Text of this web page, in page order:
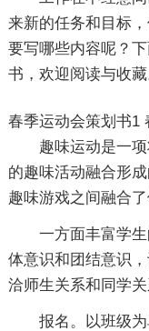
来新的任务和目标
要写哪些内容呢？
书，欢迎阅读与收藏
春季运动会策划书1
趣味运动是一
的趣味活动融合形
趣味游戏之间融合
一方面丰富学
体意识和团结意识
洽师生关系和同学
报名。以班级